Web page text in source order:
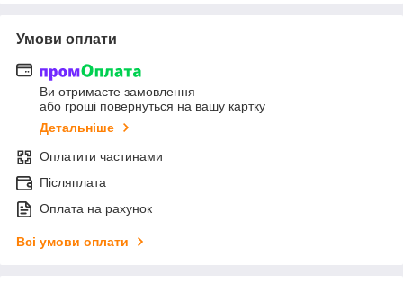
Умови оплати
Ви отримаєте замовлення
або гроші повернуться на вашу картку
Детальніше
Оплатити частинами
Післяплата
Оплата на рахунок
Всі умови оплати